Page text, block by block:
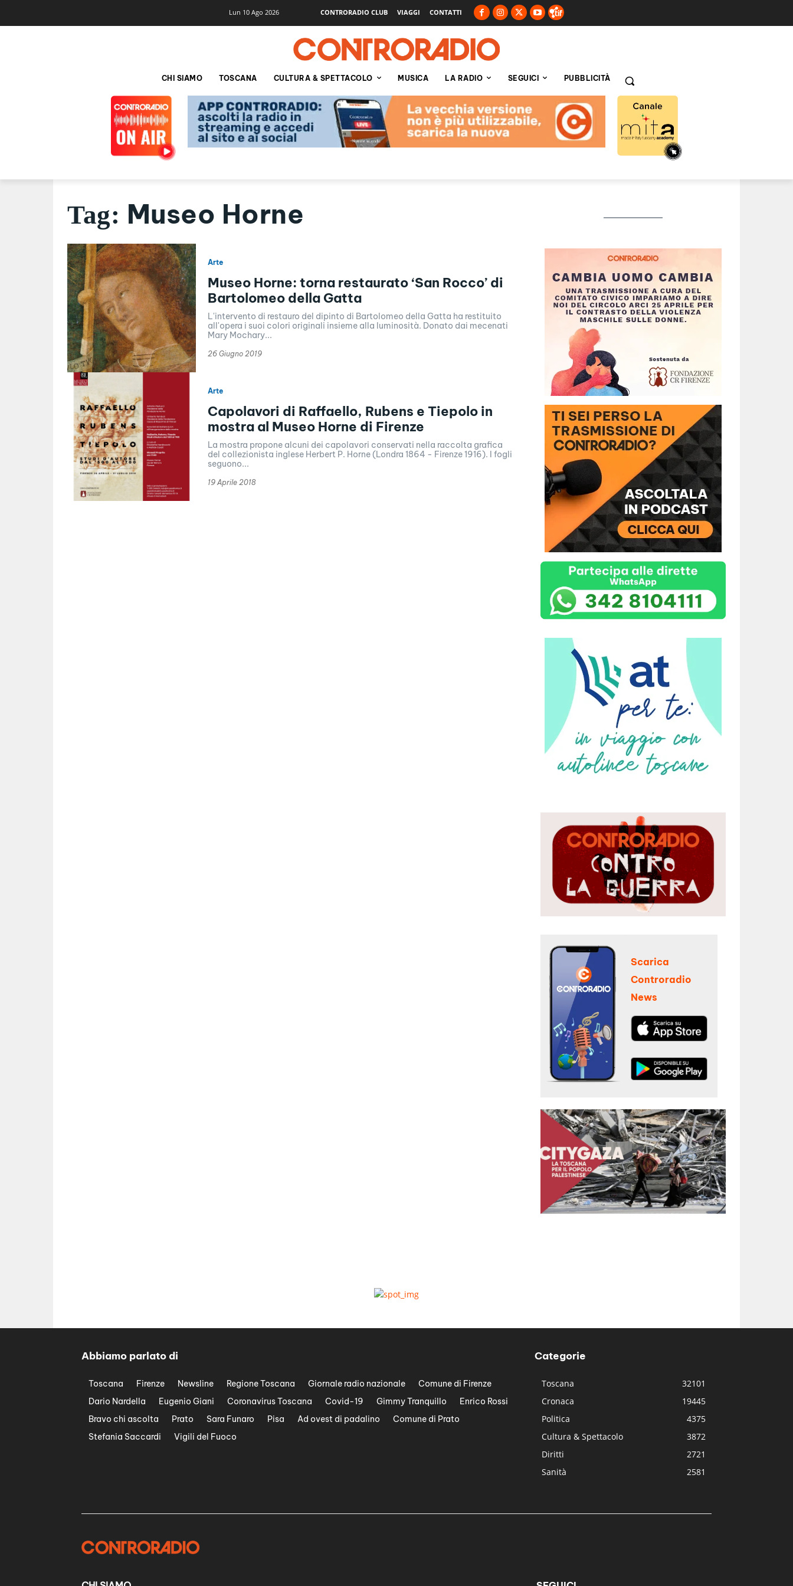
Lun 10 Ago 2026 CONTRORADIO CLUB VIAGGI CONTATTI
CHI SIAMO TOSCANA CULTURA & SPETTACOLO MUSICA LA RADIO SEGUICI PUBBLICITÀ
Tag: Museo Horne
Arte
Museo Horne: torna restaurato ‘San Rocco’ di
Bartolomeo della Gatta
L'intervento di restauro del dipinto di Bartolomeo della Gatta ha restituito
all'opera i suoi colori originali insieme alla luminosità. Donato dai mecenati
Mary Mochary...
26 Giugno 2019
Arte
Capolavori di Raffaello, Rubens e Tiepolo in
mostra al Museo Horne di Firenze
La mostra propone alcuni dei capolavori conservati nella raccolta grafica
del collezionista inglese Herbert P. Horne (Londra 1864 - Firenze 1916). I fogli
seguono...
19 Aprile 2018
Scarica
Controradio
News
Abbiamo parlato di
Toscana Firenze Newsline Regione Toscana Giornale radio nazionale
Comune di Firenze
Dario Nardella
Eugenio Giani Coronavirus Toscana Covid-19 Gimmy Tranquillo
Enrico Rossi
Bravo chi ascolta
Prato Sara Funaro Pisa Ad ovest di padalino
Comune di Prato
Stefania Saccardi
Vigili del Fuoco
Categorie
Toscana
32101
Cronaca
19445
Politica
4375
Cultura & Spettacolo
3872
Diritti
2721
Sanità
2581